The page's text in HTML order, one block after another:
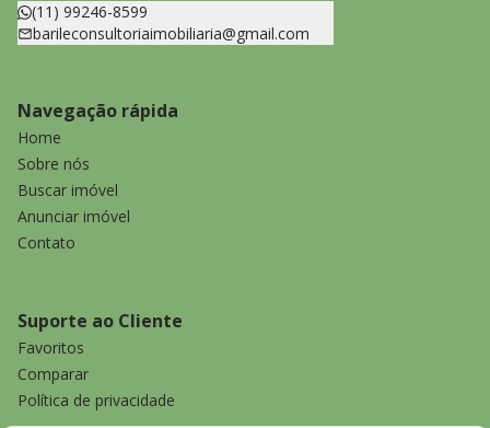
(11) 99246-8599
barileconsultoriaimobiliaria@gmail.com
Navegação rápida
Home
Sobre nós
Buscar imóvel
Anunciar imóvel
Contato
Suporte ao Cliente
Favoritos
Comparar
Política de privacidade